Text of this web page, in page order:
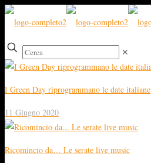
✕
I Green Day riprogrammano le date italiane
11 Giugno 2020
Ricomincio da… Le serate live music